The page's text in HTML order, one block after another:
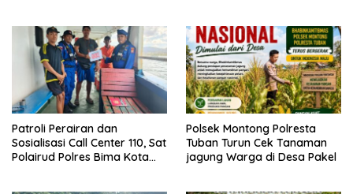
Patroli Perairan dan
Sosialisasi Call Center 110, Sat
Polairud Polres Bima Kota
Polsek Montong Polresta
Tuban Turun Cek Tanaman
jagung Warga di Desa Pakel